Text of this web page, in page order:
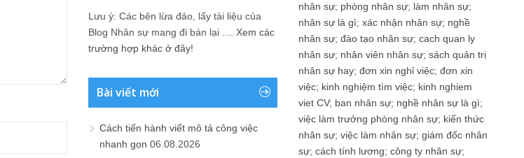
Lưu ý: Các bên lừa đảo, lấy tài liệu của
Blog Nhân sự mang đi bán lại .... Xem các
trường hợp khác ở đây!
Bài viết mới
Cách tiến hành viết mô tả công việc
nhanh gọn 06.08.2026
nhân sự; phòng nhân sự; làm nhân sự;
nhân sự là gì; xác nhận nhân sự; nghề
nhân sự; đào tạo nhân sự; cach quan ly
nhân sự; nhân viên nhân sự; sách quản trị
nhân sự hay; đơn xin nghỉ việc; đơn xin
việc; kinh nghiệm tìm việc; kinh nghiem
viet CV; ban nhân sự; nghề nhân sự là gì;
việc làm trưởng phòng nhân sự; kiến thức
nhân sự; việc làm nhân sự; giám đốc nhân
sự; cách tính lương; công ty nhân sự;